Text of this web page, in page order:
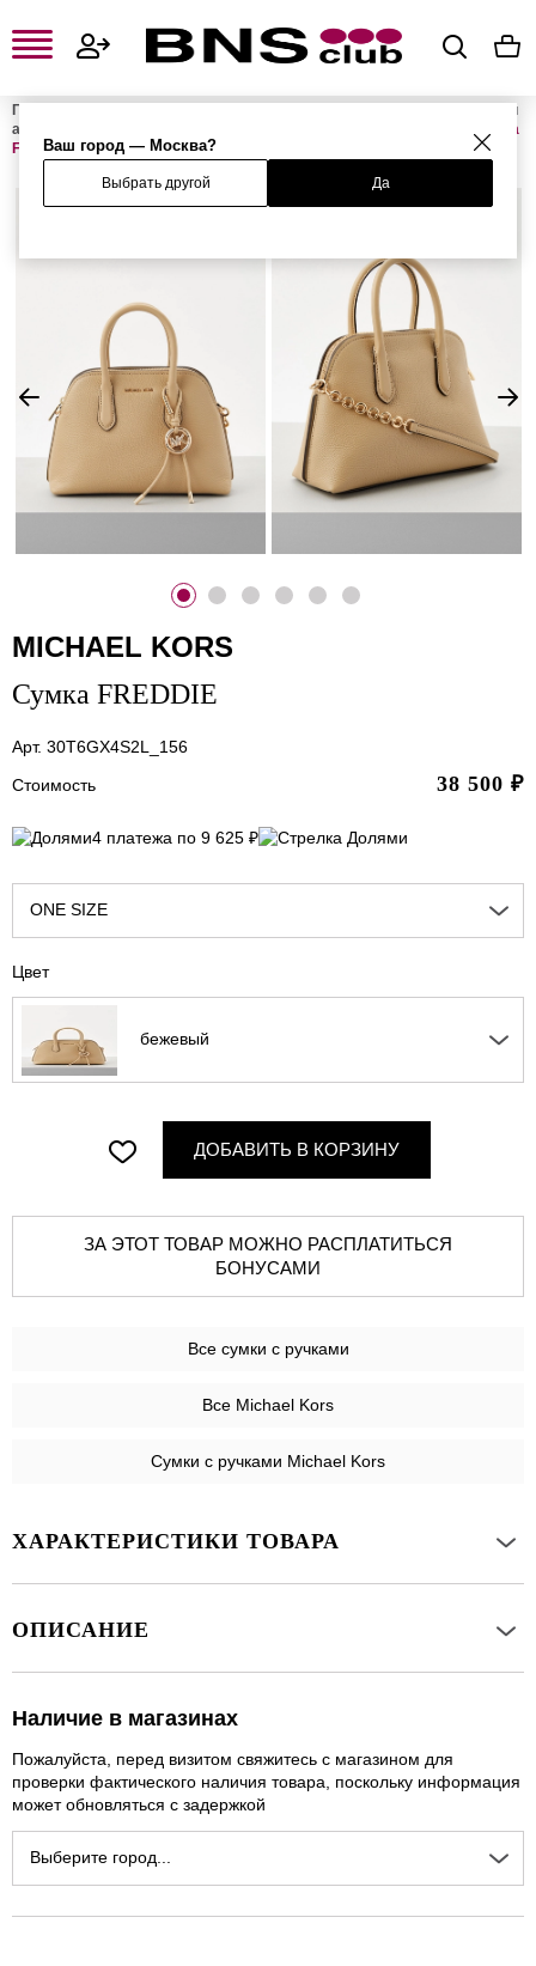
Ваш город — Москва?
Выбрать другой Да
Главная
Женские сумки и
аксессуары
Сумка
FREDDIE
MICHAEL KORS
Сумка FREDDIE
Арт. 30T6GX4S2L_156
Стоимость
38 500 ₽
4 платежа по 9 625 ₽
ONE SIZE
Цвет
бежевый
ДОБАВИТЬ В КОРЗИНУ
ЗА ЭТОТ ТОВАР МОЖНО РАСПЛАТИТЬСЯ
БОНУСАМИ
Все сумки с ручками
Все Michael Kors
Сумки с ручками Michael Kors
ХАРАКТЕРИСТИКИ ТОВАРА
ОПИСАНИЕ
Наличие в магазинах
Пожалуйста, перед визитом свяжитесь с магазином для
проверки фактического наличия товара, поскольку информация
может обновляться с задержкой
Выберите город...